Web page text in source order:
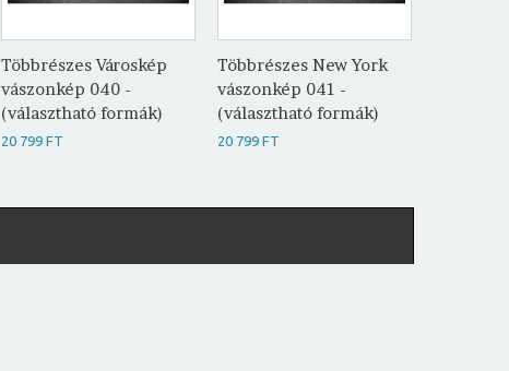
Többrészes Városkép
vászonkép 040 -
(választható formák)
20 799 FT
Többrészes New York
vászonkép 041 -
(választható formák)
20 799 FT